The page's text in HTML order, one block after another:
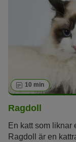
10 min
Ragdoll
En katt som liknar
Ragdoll är en